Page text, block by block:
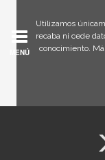
Utilizamos
recaba ni cede
conocimiento.
MENÚ